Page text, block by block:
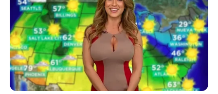
Anti Mainstream, 10 Cara
Membawa Barang Belanjaan
Versi Warga Thailand